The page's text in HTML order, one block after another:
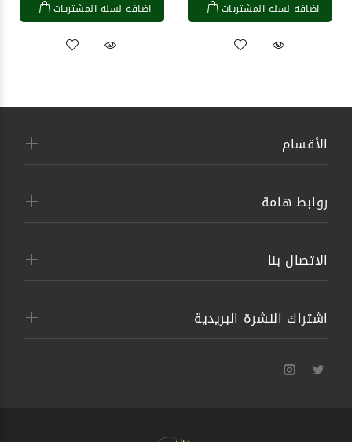
اضافة لسلة المشتريات اضافة لسلة المشتريات
الأقسام
روابط هامة
الاتصال بنا
اشتراك النشرة البريدية